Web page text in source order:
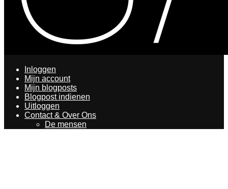
Inloggen
Mijn account
Mijn blogposts
Blogpost indienen
Uitloggen
Contact & Over Ons
De mensen